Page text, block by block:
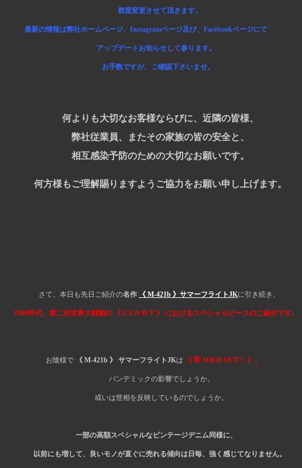
都度変更させて頂きます。
最新の情報は弊社ホームページ、Instagramページ及び、Facebookページにて
アップデートお知らせして参ります。
お手数ですが、ご確認下さいませ。
何よりも大切なお客様ならびに、近隣の皆様、
弊社従業員、またその家族の皆の安全と、
相互感染予防のための大切なお願いです。
何方様もご理解賜りますようご協力をお願い申し上げます。
さて、本日も先日ご紹介の名作 《 M-421b 》サマーフライトJKに引き続き、
1940年代、第二次世界大戦期の 《 US-NAVY 》 におけるスペシャルピースのご紹介です。
お陰様で 《 M-421b 》 サマーフライトJKは 《 即 SOLD OUT！ 》。
パンデミックの影響でしょうか。
或いは世相を反映しているのでしょうか。
一部の高額スペシャルなビンテージデニム同様に、
以前にも増して、良いモノが直ぐに売れる傾向は日毎、強く感じてなりません。